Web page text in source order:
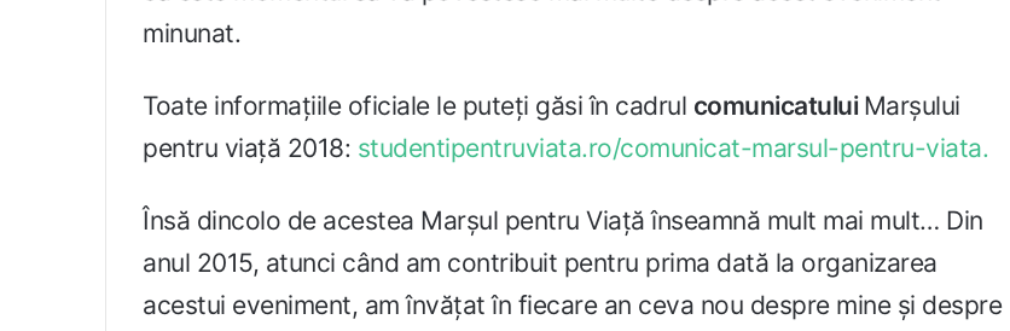
minunat.
Toate informațiile oficiale le puteți găsi în cadrul comunicatului Marșului
pentru viață 2018: studentipentruviata.ro/comunicat-marsul-pentru-viata.
Însă dincolo de acestea Marșul pentru Viață înseamnă mult mai mult… Din
anul 2015, atunci când am contribuit pentru prima dată la organizarea
acestui eveniment, am învățat în fiecare an ceva nou despre mine și despre